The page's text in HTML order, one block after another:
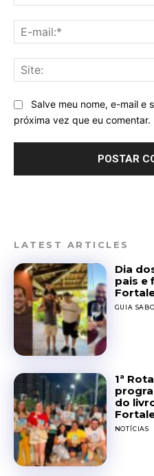
Salve meu nome, e-mail e
próxima vez que eu comentar.
LATEST ARTICLES
Dia
pais e
GUIA
1ª
do
NOTÍCIAS